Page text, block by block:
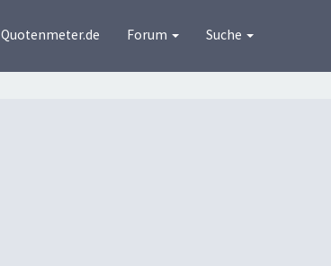
Quotenmeter.de Forum Suche